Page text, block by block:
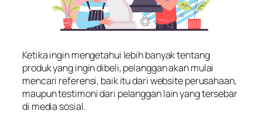
Ketika ingin mengetahui lebih banyak tentang
produk yang ingin dibeli, pelanggan akan mulai
mencari referensi, baik itu dari website perusahaan,
maupun testimoni dari pelanggan lain yang tersebar
di media sosial.